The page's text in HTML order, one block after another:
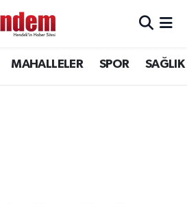
MAHALLELER SPOR SAĞLIK
ve Fikstür